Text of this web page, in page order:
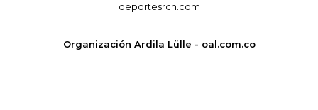
deportesrcn.com
Organización Ardila Lülle - oal.com.co